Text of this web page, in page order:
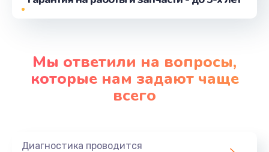
от 1100 руб.
от 3900 руб.
Заказать
Мы ответили на вопросы,
которые нам задают чаще
всего
Диагностика проводится